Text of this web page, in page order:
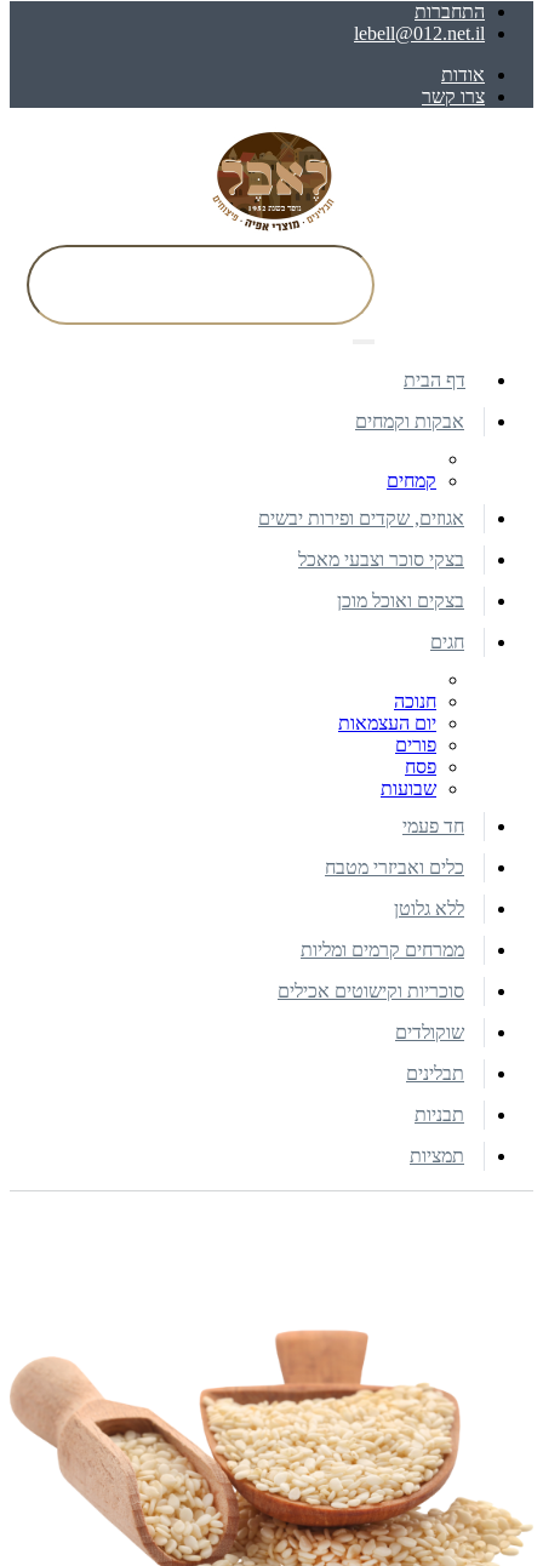
התחברות
lebell@012.net.il
אודות
צרו קשר
דף הבית
אבקות וקמחים
קמחים
אגוזים, שקדים ופירות יבשים
בצקי סוכר וצבעי מאכל
בצקים ואוכל מוכן
חגים
חנוכה
יום העצמאות
פורים
פסח
שבועות
חד פעמי
כלים ואביזרי מטבח
ללא גלוטן
ממרחים קרמים ומליות
סוכריות וקישוטים אכילים
שוקולדים
תבלינים
תבניות
תמציות